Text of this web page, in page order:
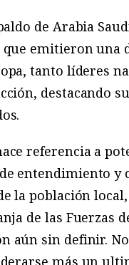
de Arabia
que emitieron
tanto líderes
destacando
referencia a
entendimiento y
la población
de las Fuerzas
aún sin definir.
más un